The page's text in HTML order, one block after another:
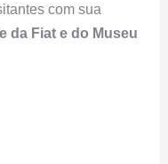
com sua
da Fiat e do Museu